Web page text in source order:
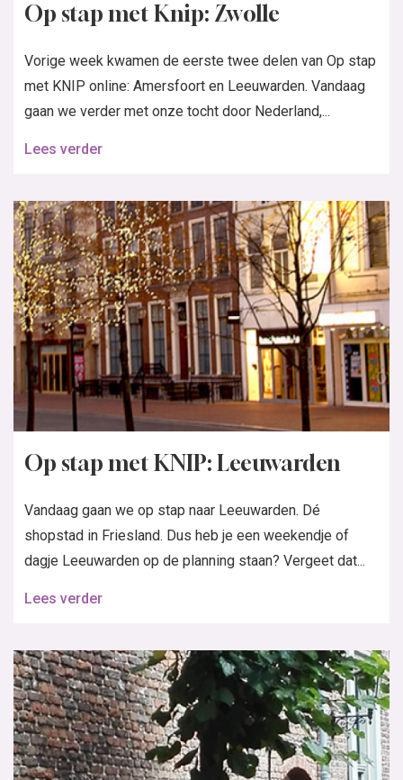
Op stap met Knip: Zwolle
Vorige week kwamen de eerste twee delen van Op stap
met KNIP online: Amersfoort en Leeuwarden. Vandaag
gaan we verder met onze tocht door Nederland,...
Lees verder
Op stap met KNIP: Leeuwarden
Vandaag gaan we op stap naar Leeuwarden. Dé
shopstad in Friesland. Dus heb je een weekendje of
dagje Leeuwarden op de planning staan? Vergeet dat...
Lees verder